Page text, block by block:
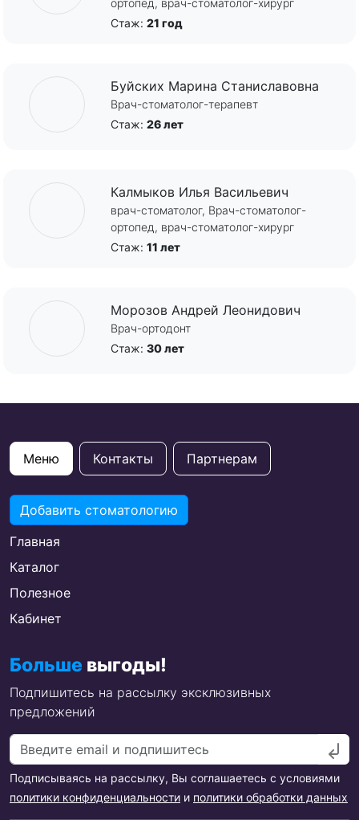
ортопед, врач-стоматолог-хирург
Стаж: 21 год
Буйских Марина Станиславовна
Врач-стоматолог-терапевт
Стаж: 26 лет
Калмыков Илья Васильевич
врач-стоматолог, Врач-стоматолог-
ортопед, врач-стоматолог-хирург
Стаж: 11 лет
Морозов Андрей Леонидович
Врач-ортодонт
Стаж: 30 лет
Меню Контакты Партнерам
Добавить стоматологию
Главная
Каталог
Полезное
Кабинет
Больше выгоды!
Подпишитесь на рассылку эксклюзивных
предложений
Подписываясь на рассылку, Вы соглашаетесь с условиями
политики конфиденциальности и политики обработки данных